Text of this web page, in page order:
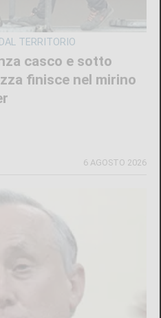
TERRITORIO
casco e sotto
finisce nel mirino
6 AGOSTO 2026